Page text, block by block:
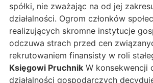
spółki, nie zważając na od jej
działalności. Ogrom członków
realizujących skromne instytucje
odczuwa strach przed cen
rekrutowaniem finansisty w roli
Księgowi Pruchnik W konsekwencji
działalności gospodarczych